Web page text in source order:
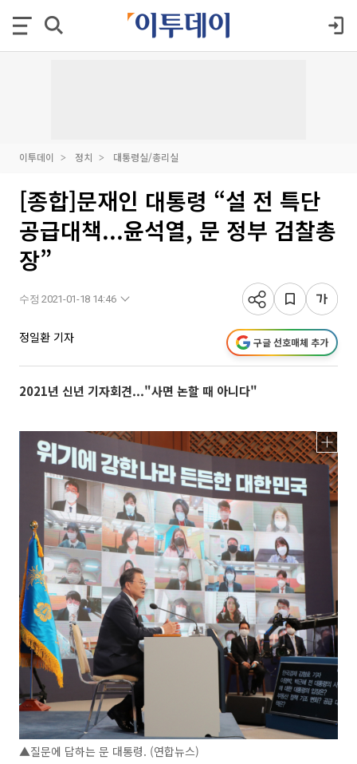
이투데이 정치 대통령실/총리실
[종합]문재인 대통령 “설 전 특단
공급대책...윤석열, 문 정부 검찰총
장”
수정 2021-01-18 14:46
정일환 기자 구글 선호매체 추가
2021년 신년 기자회견..."사면 논할 때 아니다"
▲질문에 답하는 문 대통령. (연합뉴스)